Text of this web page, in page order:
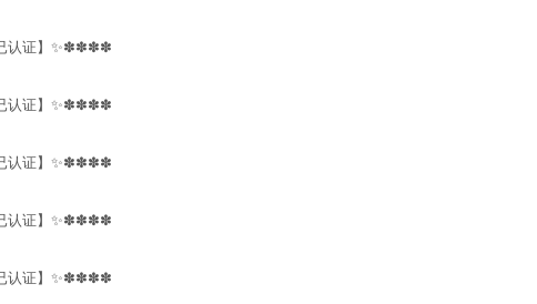
认证】✨✽✽✽✽
认证】✨✽✽✽✽
认证】✨✽✽✽✽
认证】✨✽✽✽✽
认证】✨✽✽✽✽